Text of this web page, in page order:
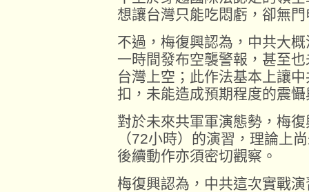
想讓台灣只能吃悶虧，卻無
不過，梅復興認為，中共大
一時間發布空襲警報，甚至
台灣上空；此作法基本上讓
扣，未能造成預期程度的震
對於未來共軍軍演態勢，梅
（72小時）的演習，理論上
後續動作亦須密切觀察。
梅復興認為，中共這次實戰